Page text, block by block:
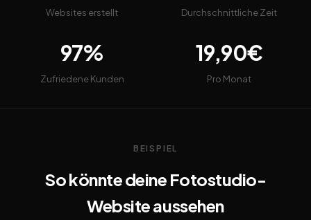
Websites erstellt Durchschnittliche Zeit
97%
Zufriedene Kunden
19,90€
Pro Monat
BEISPIEL
So könnte deine Fotostudio-
Website aussehen